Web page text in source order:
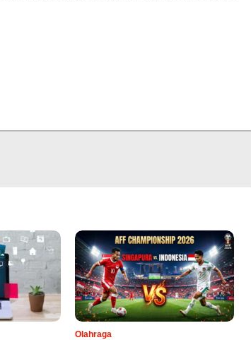
Olahraga